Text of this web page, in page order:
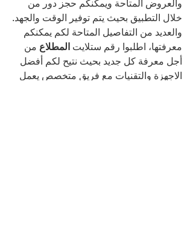
والعروض المتاحة ويمكنكم حجز دور من
خلال التطبيق بحيث يتم توفير الوقت والجهد.
والعديد من التفاصيل المتاحة لكم يمكنكم
معرفتها، اطلبوا رقم ستلايت المطلاع من
أجل معرفة كل جديد بحيث نتيح لكم أفضل
الاجهزة والتقنيات مع فريق متخصص يعمل